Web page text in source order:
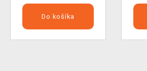
Do košíka